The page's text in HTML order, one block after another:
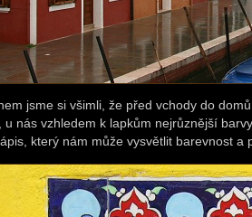
jsme si všimli, že před vchody do
u nás vzhledem k lapkům nejrůznější
který nám může vysvětlit barevnost